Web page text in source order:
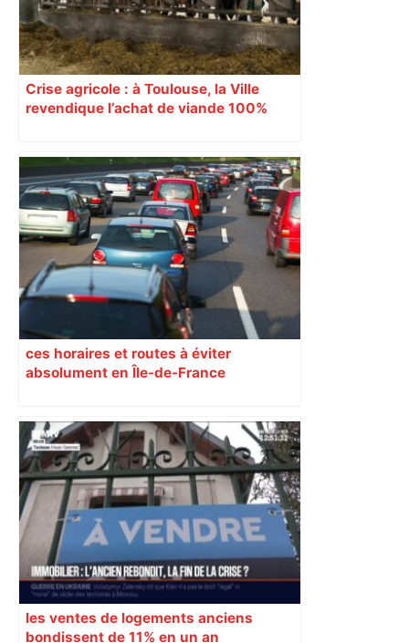
Crise agricole : à Toulouse, la Ville
revendique l’achat de viande 100%
ces horaires et routes à éviter
absolument en Île-de-France
les ventes de logements anciens
bondissent de 11% en un an